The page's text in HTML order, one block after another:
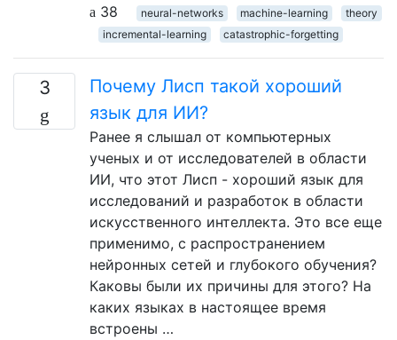
38
neural-networks machine-learning
theory
incremental-learning
catastrophic-forgetting
3
Почему Лисп такой хороший
язык для ИИ?
Ранее я слышал от компьютерных
ученых и от исследователей в области
ИИ, что этот Лисп - хороший язык для
исследований и разработок в области
искусственного интеллекта. Это все еще
применимо, с распространением
нейронных сетей и глубокого обучения?
Каковы были их причины для этого? На
каких языках в настоящее время
встроены …